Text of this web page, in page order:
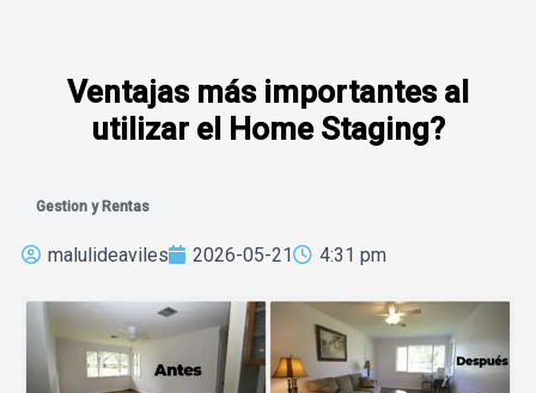
Ventajas más importantes al
utilizar el Home Staging?
Gestion y Rentas
malulideaviles 2026-05-21 4:31 pm